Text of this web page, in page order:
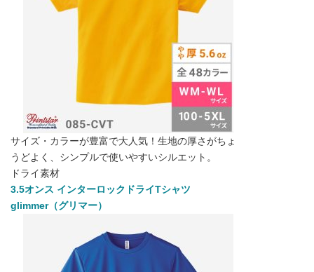
サイズ・カラーが豊富で大人気！生地の厚さがちょ
うどよく、シンプルで使いやすいシルエット。
ドライ素材
3.5オンス インターロックドライTシャツ
glimmer（グリマー）